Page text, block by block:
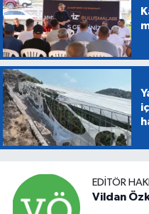
EDITÖR
Vildan